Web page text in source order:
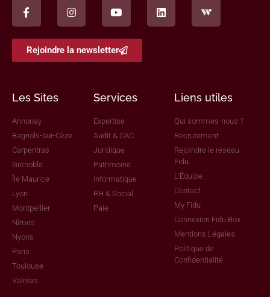
Rejoindre la newsletter
Les Sites
Annonay
Bagnols-sur-Cèze
Carpentras
Grenoble
Île Maurice
Lyon
Montpellier
Nîmes
Nyons
Paris
Toulouse
Valréas
Services
Expertise
Audit & CAC
Juridique
Patrimoine
Informatique
RH & Social
Paie
Liens utiles
Qui sommes-nous ?
Recrutement
Rejoindre le réseau
Fidu
L'Équipe
Contact
My Fidu
Connexion Fidu Box
Mentions Légales
Politique de
Confidentialité